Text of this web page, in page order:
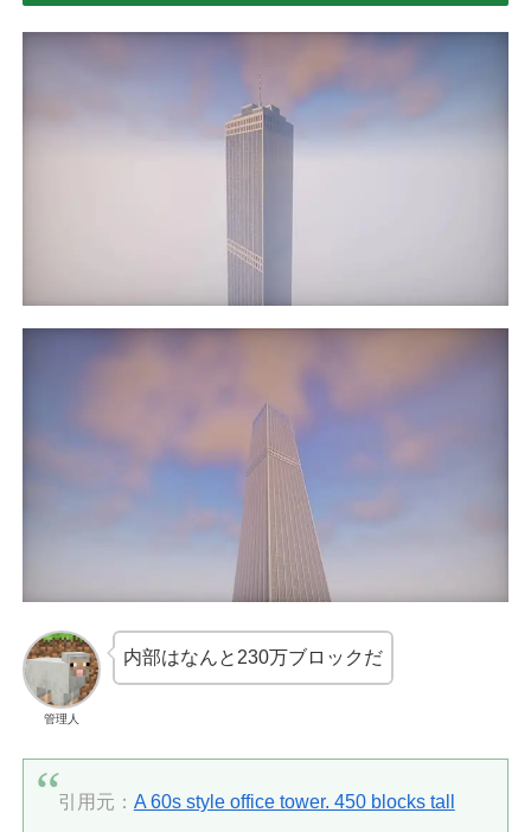
管理人
内部はなんと230万ブロックだ
引用元： A 60s style office tower. 450 blocks tall